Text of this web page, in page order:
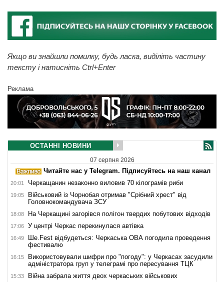
Якщо ви знайшли помилку, будь ласка, виділіть частину
тексту і натисніть Ctrl+Enter
Реклама
ОСТАННІ НОВИНИ
07 серпня 2026
Читайте нас у Telegram. Підписуйтесь на наш канал
20:01 Черкащанин незаконно виловив 70 кілограмів риби
19:05
Військовий із Чорнобая отримав "Срібний хрест" від
Головнокомандувача ЗСУ
18:08 На Черкащині загорівся полігон твердих побутових відходів
17:06 У центрі Черкас перекинулася автівка
16:49
Ше.Fest відбудеться: Черкаська ОВА погодила проведення
фестивалю
16:15
Використовували шифри про "погоду": у Черкасах засудили
адміністратора груп у телеграмі про пересування ТЦК
15:33 Війна забрала життя двох черкаських військових